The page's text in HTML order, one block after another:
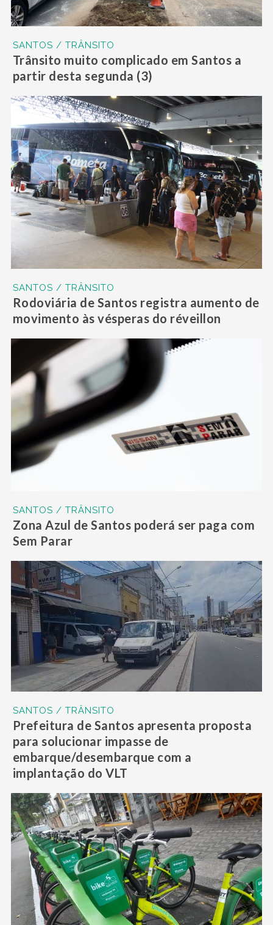
SANTOS / TRÂNSITO
Trânsito muito complicado em Santos a
partir desta segunda (3)
SANTOS / TRÂNSITO
Rodoviária de Santos registra aumento de
movimento às vésperas do réveillon
SANTOS / TRÂNSITO
Zona Azul de Santos poderá ser paga com
Sem Parar
SANTOS / TRÂNSITO
Prefeitura de Santos apresenta proposta
para solucionar impasse de
embarque/desembarque com a
implantação do VLT